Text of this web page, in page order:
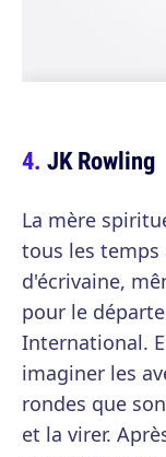
JK Rowling
La mère
tous les temps
d'écrivaine,
pour le
International.
imaginer les
rondes que
et la virer.